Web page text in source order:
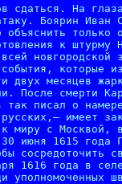
сдаться. На
Боярин
объяснить
к
которые
месяцев
После смерти
писал о
имеет
к миру с
июня 1615
сосредоточить
1616 года в